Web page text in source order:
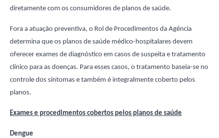
diretamente com os consumidores de planos de saúde.
Fora a atuação preventiva, o Rol de Procedimentos da Agência
determina que os planos de saúde médico-hospitalares devem
oferecer exames de diagnóstico em casos de suspeita e tratamento
clínico para as doenças. Para esses casos, o tratamento baseia-se no
controle dos sintomas e também é integralmente coberto pelos
planos.
Exames e procedimentos cobertos pelos planos de saúde
Dengue